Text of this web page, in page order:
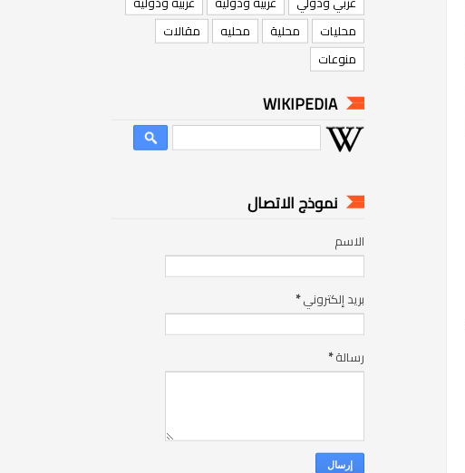
منوعات
WIKIPEDIA
نموذج الاتصال
الاسم
بريد إلكتروني*
رسالة*